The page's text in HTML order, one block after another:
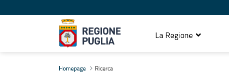
La Regione
Homepage Ricerca